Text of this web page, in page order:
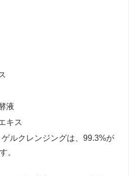
液
キス
ルクレンジングは、99.3%が
。